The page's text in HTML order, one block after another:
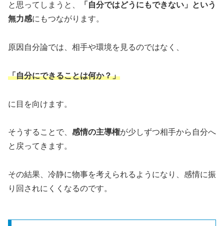
と思ってしまうと、
「自分ではどうにもできない」という
無力感にもつながります。
原因自分論では、相手や環境を見るのではなく、
「自分にできることは何か？」
に目を向けます。
そうすることで、 感情の主導権が少しずつ相手から自分へ
と戻ってきます。
その結果、冷静に物事を考えられるようになり、感情に振
り回されにくくなるのです。